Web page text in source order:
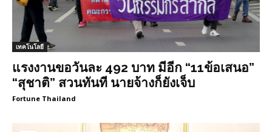
เทคโนโลยี
แรงงานขอวันละ 492 บาท มีอีก “11ข้อเสนอ”
“สุชาติ” สวนทันที นายจ้างก็ยังเจ็บ
Fortune Thailand